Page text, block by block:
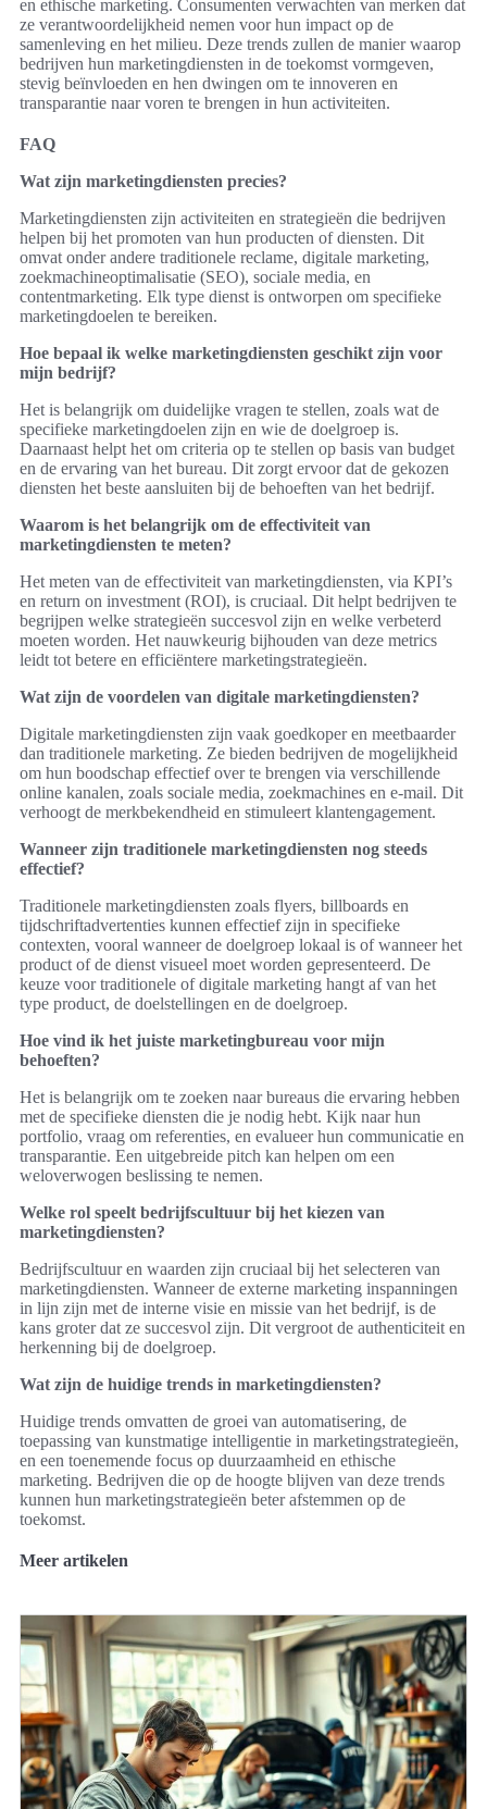
en ethische marketing. Consumenten verwachten van merken dat
ze verantwoordelijkheid nemen voor hun impact op de
samenleving en het milieu. Deze trends zullen de manier waarop
bedrijven hun marketingdiensten in de toekomst vormgeven,
stevig beïnvloeden en hen dwingen om te innoveren en
transparantie naar voren te brengen in hun activiteiten.
FAQ
Wat zijn marketingdiensten precies?
Marketingdiensten zijn activiteiten en strategieën die bedrijven
helpen bij het promoten van hun producten of diensten. Dit
omvat onder andere traditionele reclame, digitale marketing,
zoekmachineoptimalisatie (SEO), sociale media, en
contentmarketing. Elk type dienst is ontworpen om specifieke
marketingdoelen te bereiken.
Hoe bepaal ik welke marketingdiensten geschikt zijn voor
mijn bedrijf?
Het is belangrijk om duidelijke vragen te stellen, zoals wat de
specifieke marketingdoelen zijn en wie de doelgroep is.
Daarnaast helpt het om criteria op te stellen op basis van budget
en de ervaring van het bureau. Dit zorgt ervoor dat de gekozen
diensten het beste aansluiten bij de behoeften van het bedrijf.
Waarom is het belangrijk om de effectiviteit van
marketingdiensten te meten?
Het meten van de effectiviteit van marketingdiensten, via KPI’s
en return on investment (ROI), is cruciaal. Dit helpt bedrijven te
begrijpen welke strategieën succesvol zijn en welke verbeterd
moeten worden. Het nauwkeurig bijhouden van deze metrics
leidt tot betere en efficiëntere marketingstrategieën.
Wat zijn de voordelen van digitale marketingdiensten?
Digitale marketingdiensten zijn vaak goedkoper en meetbaarder
dan traditionele marketing. Ze bieden bedrijven de mogelijkheid
om hun boodschap effectief over te brengen via verschillende
online kanalen, zoals sociale media, zoekmachines en e-mail. Dit
verhoogt de merkbekendheid en stimuleert klantengagement.
Wanneer zijn traditionele marketingdiensten nog steeds
effectief?
Traditionele marketingdiensten zoals flyers, billboards en
tijdschriftadvertenties kunnen effectief zijn in specifieke
contexten, vooral wanneer de doelgroep lokaal is of wanneer het
product of de dienst visueel moet worden gepresenteerd. De
keuze voor traditionele of digitale marketing hangt af van het
type product, de doelstellingen en de doelgroep.
Hoe vind ik het juiste marketingbureau voor mijn
behoeften?
Het is belangrijk om te zoeken naar bureaus die ervaring hebben
met de specifieke diensten die je nodig hebt. Kijk naar hun
portfolio, vraag om referenties, en evalueer hun communicatie en
transparantie. Een uitgebreide pitch kan helpen om een
weloverwogen beslissing te nemen.
Welke rol speelt bedrijfscultuur bij het kiezen van
marketingdiensten?
Bedrijfscultuur en waarden zijn cruciaal bij het selecteren van
marketingdiensten. Wanneer de externe marketing inspanningen
in lijn zijn met de interne visie en missie van het bedrijf, is de
kans groter dat ze succesvol zijn. Dit vergroot de authenticiteit en
herkenning bij de doelgroep.
Wat zijn de huidige trends in marketingdiensten?
Huidige trends omvatten de groei van automatisering, de
toepassing van kunstmatige intelligentie in marketingstrategieën,
en een toenemende focus op duurzaamheid en ethische
marketing. Bedrijven die op de hoogte blijven van deze trends
kunnen hun marketingstrategieën beter afstemmen op de
toekomst.
Meer artikelen